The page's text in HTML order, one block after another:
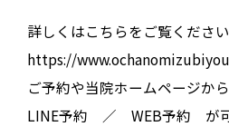
詳しくはこちらをご覧ください
https://
ご予約や当院ホームページから
LINE予約 ／ WEB予約 が